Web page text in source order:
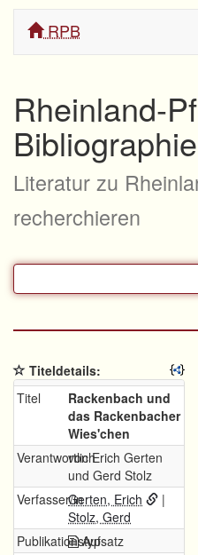
RPB
Rheinland-
Bibliographie
Literatur zu
recherchieren
Titeldetails:
Titel
Rackenbach und
das Rackenbacher
Wies'chen
Verantwortlichvon Erich Gerten
und Gerd Stolz
Verfasser/inGerten, Erich
|
Stolz, Gerd
PublikationstypAufsatz